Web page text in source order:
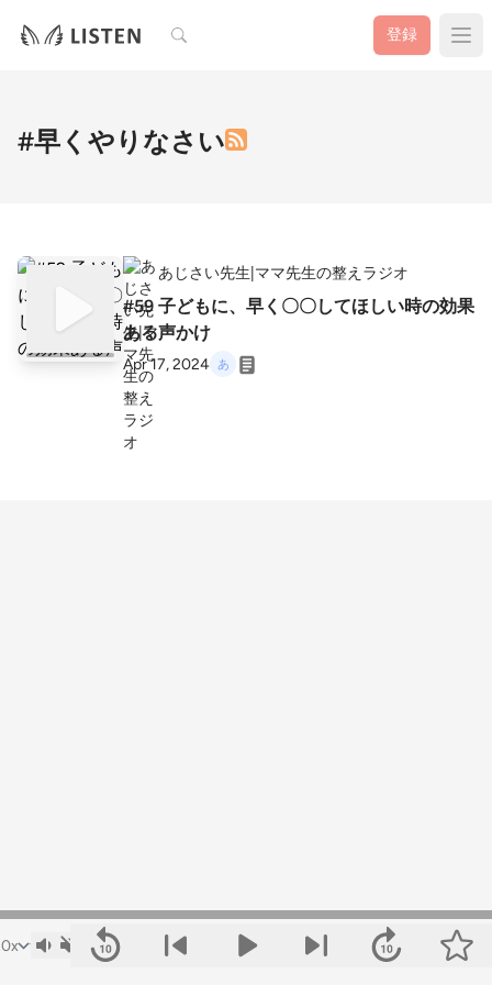
検索 登録
#早くやりなさい
あじさい先生|ママ先生の整えラジオ
#59 子どもに、早く〇〇してほしい時の効果
ある声かけ
Apr 17, 2024